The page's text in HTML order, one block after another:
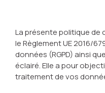
La présente politique
le Règlement UE 2016/
données (RGPD) ainsi
éclairé. Elle a pour
traitement de vos